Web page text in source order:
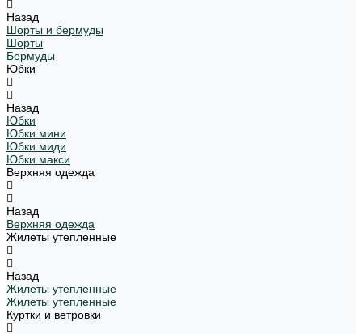
Назад
Шорты и бермуды
Шорты
Бермуды
Юбки
Назад
Юбки
Юбки мини
Юбки миди
Юбки макси
Верхняя одежда
Назад
Верхняя одежда
Жилеты утепленные
Назад
Жилеты утепленные
Жилеты утепленные
Куртки и ветровки